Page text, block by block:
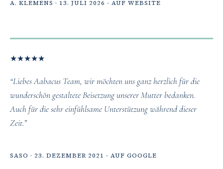
A. KLEMENS · 13. JULI 2026 - AUF WEBSITE
★★★★★
“Liebes Aabacus Team, wir möchten uns ganz herzlich für die
wunderschön gestaltete Beisetzung unserer Mutter bedanken.
Auch für die sehr einfühlsame Unterstützung während dieser
Zeit.”
SASO · 23. DEZEMBER 2021 - AUF GOOGLE